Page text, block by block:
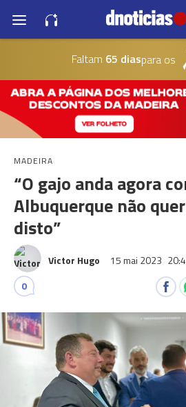
Faltam 65 diaspara os
MADEIRA
“O gajo anda agora
Albuquerque não
disto”
Victor Hugo 15 mai 2023
0